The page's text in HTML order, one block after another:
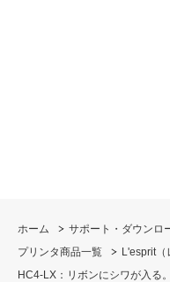
ホーム サポート・ダウンロ
プリンタ商品一覧
L'esprit
HC4-LX：リボンにシワが入る